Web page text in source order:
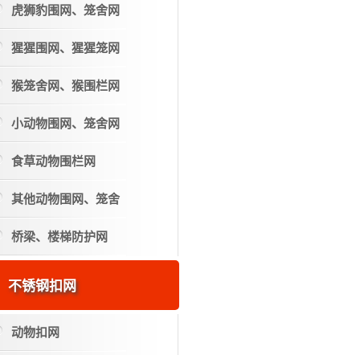
虎狮豹围网、笼舍网
猩猩围网、猩猩笼网
猴笼舍网、猴围栏网
小动物围网、笼舍网
食草动物围栏网
其他动物围网、笼舍
桥梁、楼梯防护网
不锈钢扣网
动物扣网